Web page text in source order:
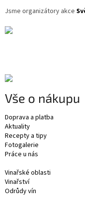
Jsme organizátory akce
Vše o nákupu
Doprava a platba
Aktuality
Recepty a tipy
Fotogalerie
Práce u nás
Vinařské oblasti
Vinařství
Odrůdy vín